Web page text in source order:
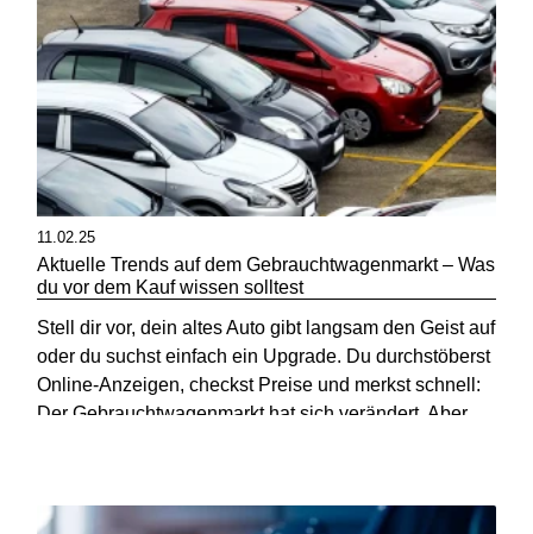
11.02.25
Aktuelle Trends auf dem Gebrauchtwagenmarkt – Was
du vor dem Kauf wissen solltest
Stell dir vor, dein altes Auto gibt langsam den Geist auf
oder du suchst einfach ein Upgrade. Du durchstöberst
Online-Anzeigen, checkst Preise und merkst schnell:
Der Gebrauchtwagenmarkt hat sich verändert. Aber